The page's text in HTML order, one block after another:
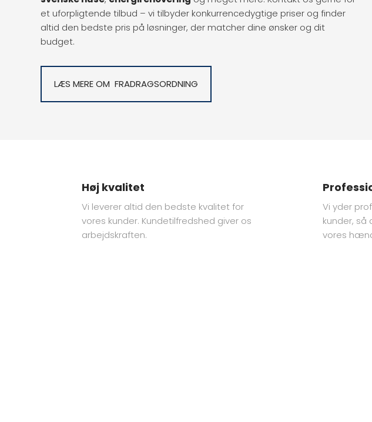
et uforpligtende tilbud – vi tilbyder konkurrencedygtige priser og finder
altid den bedste pris på løsninger, der matcher dine ønsker og dit
budget.​
LÆS MERE OM FRADRAGSORDNING
Høj kvalitet
Vi leverer altid den bedste kvalitet for
vores kunder. Kundetilfredshed giver os
arbejdskraften.
Vi yder
kunder, så
vores